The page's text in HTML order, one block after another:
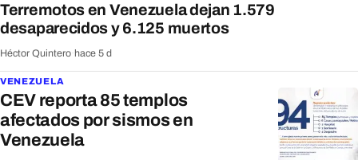
Terremotos en Venezuela dejan 1.579
desaparecidos y 6.125 muertos
Héctor Quintero hace 5 d
VENEZUELA
CEV reporta 85 templos
afectados por sismos en
Venezuela